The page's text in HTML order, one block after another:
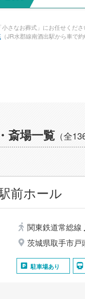
さなお葬式」にお任せくだ
（JR水郡線南酒出駅から車で約
斎場一覧 （全
前ホール
関東鉄道常総線
茨城県取手市戸
駐車場あり